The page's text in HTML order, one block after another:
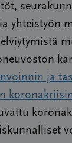
yhteistyön
ja